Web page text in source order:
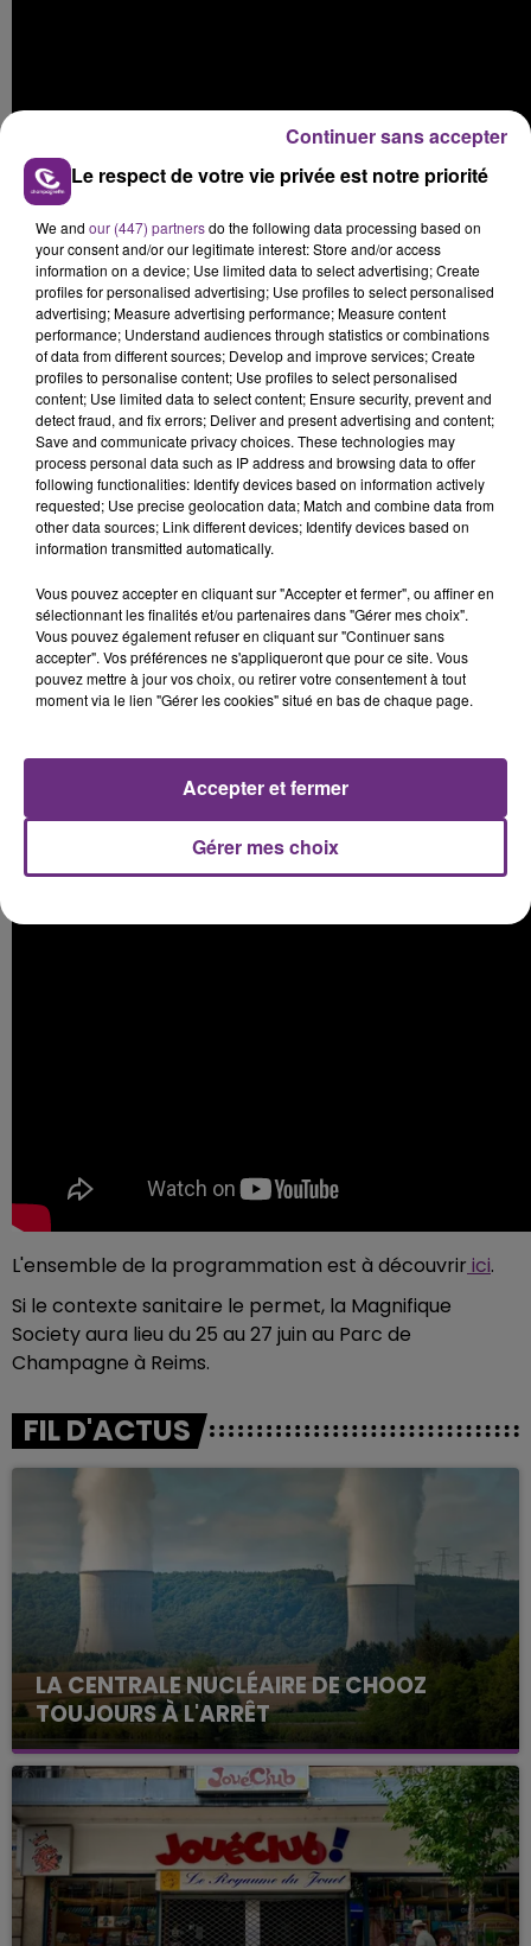
Catherine Ringer :
L'ensemble de la programmation est à découvrir ici.
Si le contexte sanitaire le permet, la Magnifique
Society aura lieu du 25 au 27 juin au Parc de
Champagne à Reims.
FIL D'ACTUS
LA CENTRALE NUCLÉAIRE DE CHOOZ
TOUJOURS À L'ARRÊT
Cela fait déjà une semaine que la centrale
nucléaire ardennaise est à l'arrêt. Une situation
justifiée par la sécheresse intense qui est toujours
présente.
Le respect de votre vie privée est notre priorité
We and our (447) partnersdo the following data processing based on
your consent and/or our legitimate interest: Store and/or access
information on a device; Use limited data to select advertising; Create
profiles for personalised advertising; Use profiles to select personalised
advertising; Measure advertising performance; Measure content
performance; Understand audiences through statistics or combinations
of data from different sources; Develop and improve services; Create
profiles to personalise content; Use profiles to select personalised
content; Use limited data to select content; Ensure security, prevent and
detect fraud, and fix errors; Deliver and present advertising and content;
Save and communicate privacy choices. These technologies may
process personal data such as IP address and browsing data to offer
following functionalities: Identify devices based on information actively
requested; Use precise geolocation data; Match and combine data from
other data sources; Link different devices; Identify devices based on
information transmitted automatically.
Vous pouvez accepter en cliquant sur "Accepter et fermer", ou affiner en
sélectionnant les finalités et/ou partenaires dans "Gérer mes choix".
Vous pouvez également refuser en cliquant sur "Continuer sans
accepter". Vos préférences ne s'appliqueront que pour ce site. Vous
pouvez mettre à jour vos choix, ou retirer votre consentement à tout
moment via le lien "Gérer les cookies" situé en bas de chaque page.
Gérer mes choix
Accepter et fermer
Continuer sans accepter